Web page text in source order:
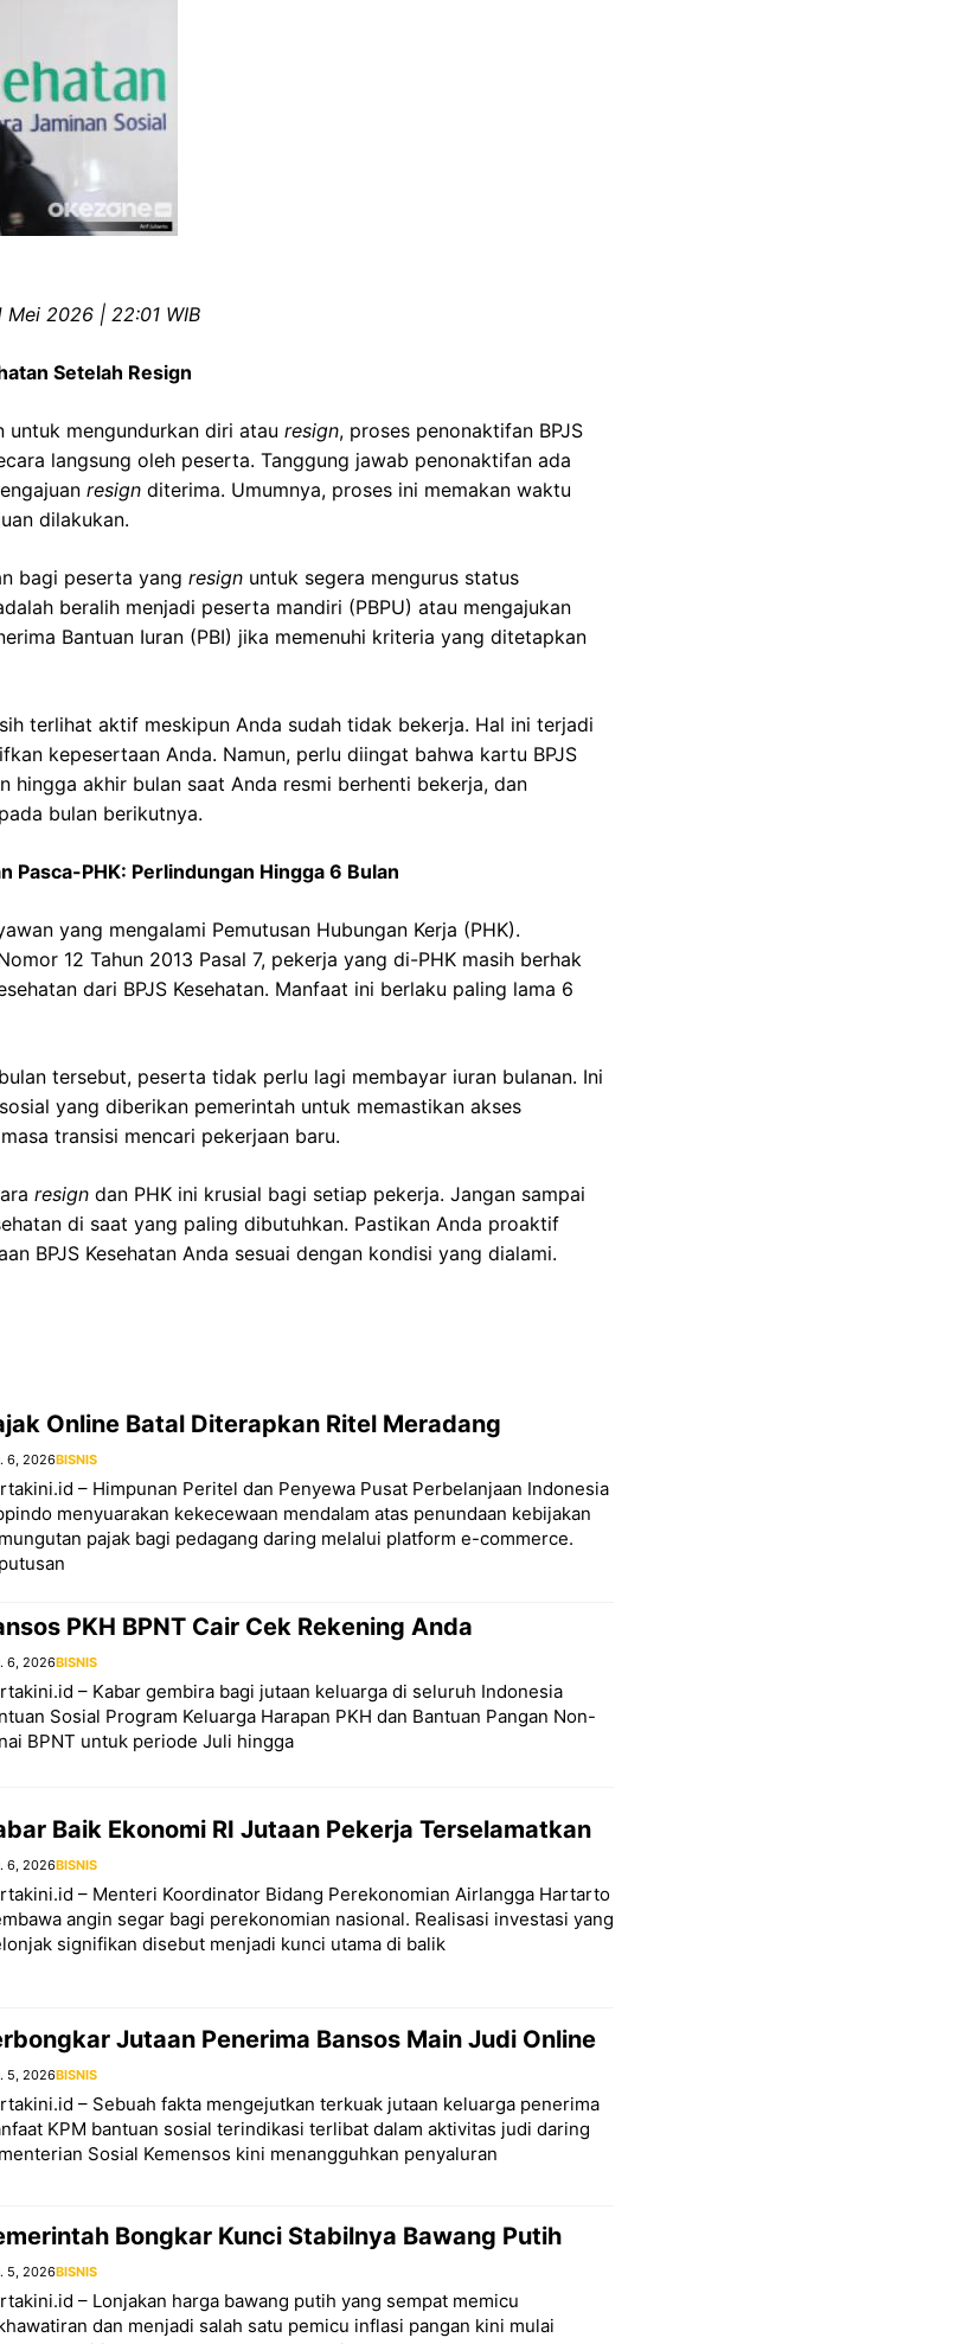
Mei 2026 | 22:01 WIB
Setelah Resign
untuk mengundurkan diri atau resign, proses penonaktifan BPJS
langsung oleh peserta. Tanggung jawab penonaktifan ada
resign diterima. Umumnya, proses ini memakan waktu
dilakukan.
bagi peserta yang resign untuk segera mengurus status
beralih menjadi peserta mandiri (PBPU) atau mengajukan
Bantuan Iuran (PBI) jika memenuhi kriteria yang ditetapkan
terlihat aktif meskipun Anda sudah tidak bekerja. Hal ini terjadi
kepesertaan Anda. Namun, perlu diingat bahwa kartu BPJS
hingga akhir bulan saat Anda resmi berhenti bekerja, dan
bulan berikutnya.
Pasca-PHK: Perlindungan Hingga 6 Bulan
yang mengalami Pemutusan Hubungan Kerja (PHK).
12 Tahun 2013 Pasal 7, pekerja yang di-PHK masih berhak
dari BPJS Kesehatan. Manfaat ini berlaku paling lama 6
tersebut, peserta tidak perlu lagi membayar iuran bulanan. Ini
yang diberikan pemerintah untuk memastikan akses
transisi mencari pekerjaan baru.
resign dan PHK ini krusial bagi setiap pekerja. Jangan sampai
di saat yang paling dibutuhkan. Pastikan Anda proaktif
BPJS Kesehatan Anda sesuai dengan kondisi yang dialami.
Online Batal Diterapkan Ritel Meradang
6, 2026BISNIS
– Himpunan Peritel dan Penyewa Pusat Perbelanjaan Indonesia
menyuarakan kekecewaan mendalam atas penundaan kebijakan
pajak bagi pedagang daring melalui platform e-commerce.
PKH BPNT Cair Cek Rekening Anda
6, 2026BISNIS
– Kabar gembira bagi jutaan keluarga di seluruh Indonesia
Sosial Program Keluarga Harapan PKH dan Bantuan Pangan Non-
BPNT untuk periode Juli hingga
Baik Ekonomi RI Jutaan Pekerja Terselamatkan
6, 2026BISNIS
– Menteri Koordinator Bidang Perekonomian Airlangga Hartarto
angin segar bagi perekonomian nasional. Realisasi investasi yang
signifikan disebut menjadi kunci utama di balik
Jutaan Penerima Bansos Main Judi Online
5, 2026BISNIS
– Sebuah fakta mengejutkan terkuak jutaan keluarga penerima
KPM bantuan sosial terindikasi terlibat dalam aktivitas judi daring
Sosial Kemensos kini menangguhkan penyaluran
Bongkar Kunci Stabilnya Bawang Putih
5, 2026BISNIS
– Lonjakan harga bawang putih yang sempat memicu
dan menjadi salah satu pemicu inflasi pangan kini mulai